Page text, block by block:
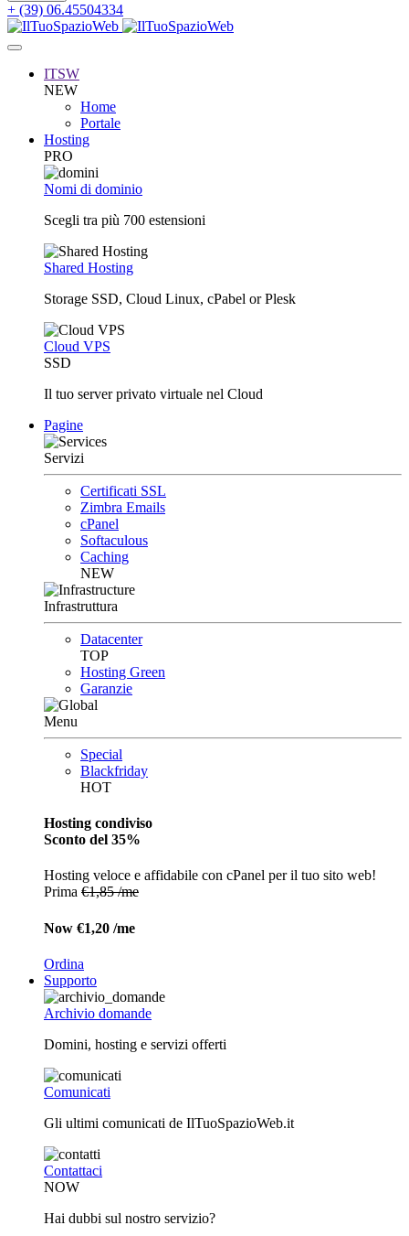
+ (39) 06.45504334
ITSW
NEW
Home
Portale
Hosting
PRO
Nomi di dominio
Scegli tra più 700 estensioni
Shared Hosting
Storage SSD, Cloud Linux, cPabel or Plesk
Cloud VPS
SSD
Il tuo server privato virtuale nel Cloud
Pagine
Servizi
Certificati SSL
Zimbra Emails
cPanel
Softaculous
Caching
NEW
Infrastruttura
Datacenter
TOP
Hosting Green
Garanzie
Menu
Special
Blackfriday
HOT
Hosting condiviso
Sconto del 35%
Hosting veloce e affidabile con cPanel per il tuo sito web!
Prima €1,85 /me
Now €1,20 /me
Ordina
Supporto
Archivio domande
Domini, hosting e servizi offerti
Comunicati
Gli ultimi comunicati de IlTuoSpazioWeb.it
Contattaci
NOW
Hai dubbi sul nostro servizio?